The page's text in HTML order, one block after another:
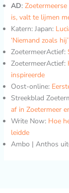
AD:
is, valt te lijmen
Katern: Japan:
‘Niemand zoals hij’
ZoetermeerActief:
ZoetermeerActief:
inspireerde
Oost-online:
Streekblad
af in Zoetermeer
Write Now: Hoe
leidde
Ambo | Anthos